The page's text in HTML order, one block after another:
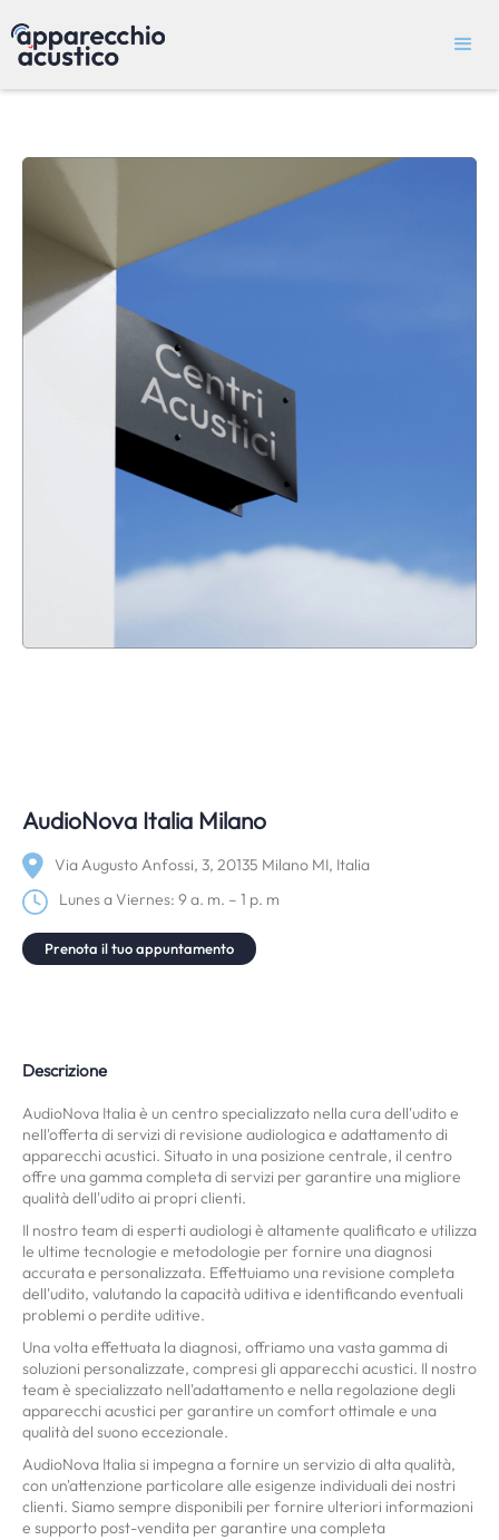
AudioNova Italia Milano
Via Augusto Anfossi, 3, 20135 Milano MI, Italia
Lunes a Viernes: 9 a. m. – 1 p. m
Prenota il tuo appuntamento
Descrizione
AudioNova Italia è un centro specializzato nella cura dell'udito e
nell'offerta di servizi di revisione audiologica e adattamento di
apparecchi acustici. Situato in una posizione centrale, il centro
offre una gamma completa di servizi per garantire una migliore
qualità dell'udito ai propri clienti.
Il nostro team di esperti audiologi è altamente qualificato e utilizza
le ultime tecnologie e metodologie per fornire una diagnosi
accurata e personalizzata. Effettuiamo una revisione completa
dell'udito, valutando la capacità uditiva e identificando eventuali
problemi o perdite uditive.
Una volta effettuata la diagnosi, offriamo una vasta gamma di
soluzioni personalizzate, compresi gli apparecchi acustici. Il nostro
team è specializzato nell'adattamento e nella regolazione degli
apparecchi acustici per garantire un comfort ottimale e una
qualità del suono eccezionale.
AudioNova Italia si impegna a fornire un servizio di alta qualità,
con un'attenzione particolare alle esigenze individuali dei nostri
clienti. Siamo sempre disponibili per fornire ulteriori informazioni
e supporto post-vendita per garantire una completa